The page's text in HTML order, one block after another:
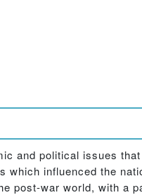
and political issues
influenced the
post-war world, with a